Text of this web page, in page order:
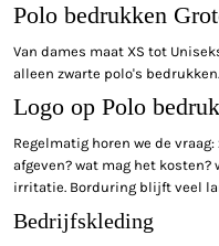
Polo bedrukken
Van dames maat XS tot
alleen zwarte polo's
Logo op Polo
Regelmatig horen we de
afgeven? wat mag het
irritatie. Borduring blijft veel
Bedrijfskleding